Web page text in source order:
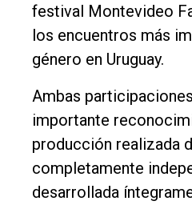
Deportes
Fúnebres
Empresa
Nosotros
Contacto
festival Montevideo
los encuentros más
género en Uruguay.
Ambas
importante
producción realizada
completamente
desarrollada